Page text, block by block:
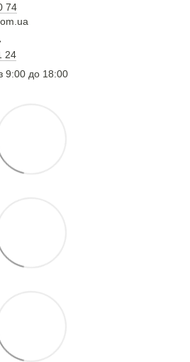
74
24
9:00 до 18:00